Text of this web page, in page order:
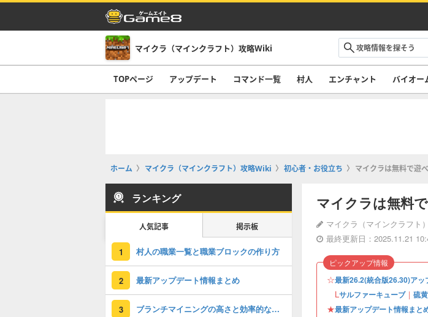
マイクラ（マインクラフト）攻略Wiki
TOPページ アップデート コマンド一覧 村人 エンチャント バイオー
ホーム マイクラ（マインクラフト）攻略Wiki 初心者・お役立ち マイクラは無料で遊
マイクラは無料
マイクラ（マインクラフト
最終更新日：2025.11.21
☆最新26.2(統合版26.30)アッ
Lサルファーキューブ｜ 硫
★最新アップデート情報まと
ピックアップ情報
ランキング
人気記事 掲示板
1 村人の職業一覧と職業ブロックの作り方
2 最新アップデート情報まとめ
3 ブランチマイニングの高さと効率的なやり方・最新版